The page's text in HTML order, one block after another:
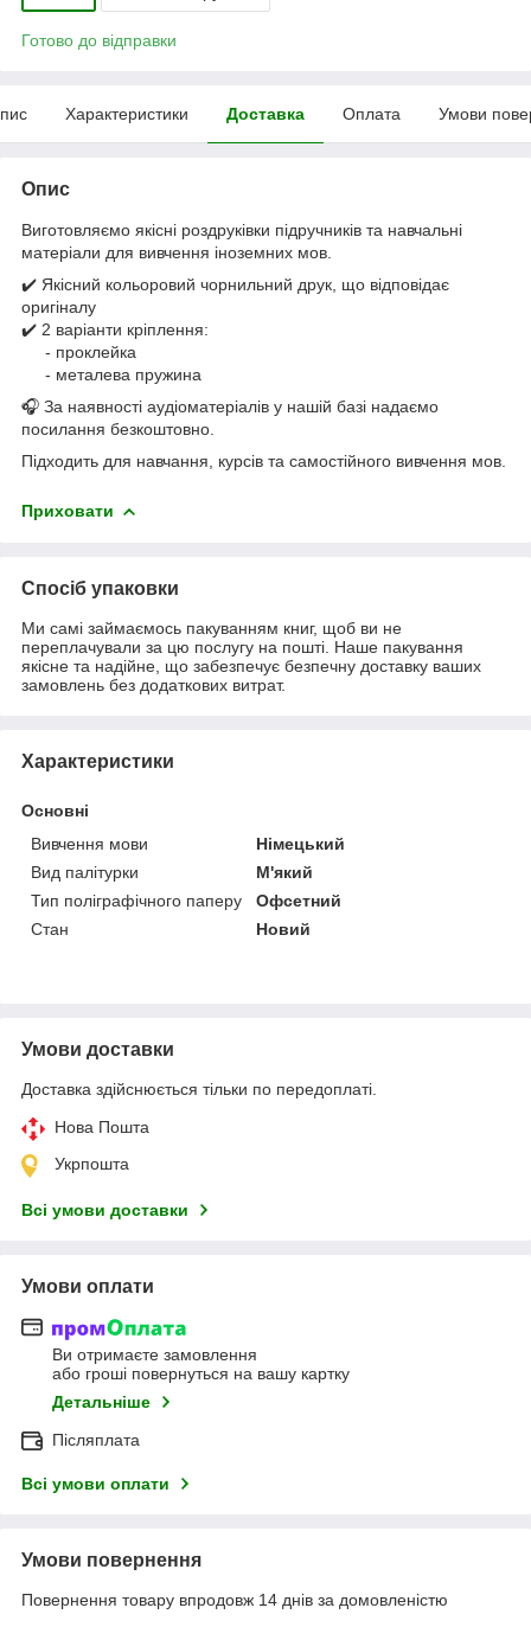
Готово до відправки
Характеристики Доставка Оплата Умови
Опис
Виготовляємо якісні роздруківки підручників та навчальні
матеріали для вивчення іноземних мов.
✔️ Якісний кольоровий чорнильний друк, що відповідає
оригіналу
✔️ 2 варіанти кріплення:
- проклейка
- металева пружина
🎧 За наявності аудіоматеріалів у нашій базі надаємо
посилання безкоштовно.
Підходить для навчання, курсів та самостійного вивчення мов.
Приховати
Спосіб упаковки
Ми самі займаємось пакуванням книг, щоб ви не
переплачували за цю послугу на пошті. Наше пакування
якісне та надійне, що забезпечує безпечну доставку ваших
замовлень без додаткових витрат.
Характеристики
Основні
Вивчення мови
Німецький
Вид палітурки
М'який
Тип поліграфічного паперу
Офсетний
Стан
Новий
Умови доставки
Доставка здійснюється тільки по передоплаті.
Нова Пошта
Укрпошта
Всі умови доставки
Умови оплати
Ви отримаєте замовлення
або гроші повернуться на вашу картку
Детальніше
Післяплата
Всі умови оплати
Умови повернення
Повернення товару впродовж 14 днів за домовленістю